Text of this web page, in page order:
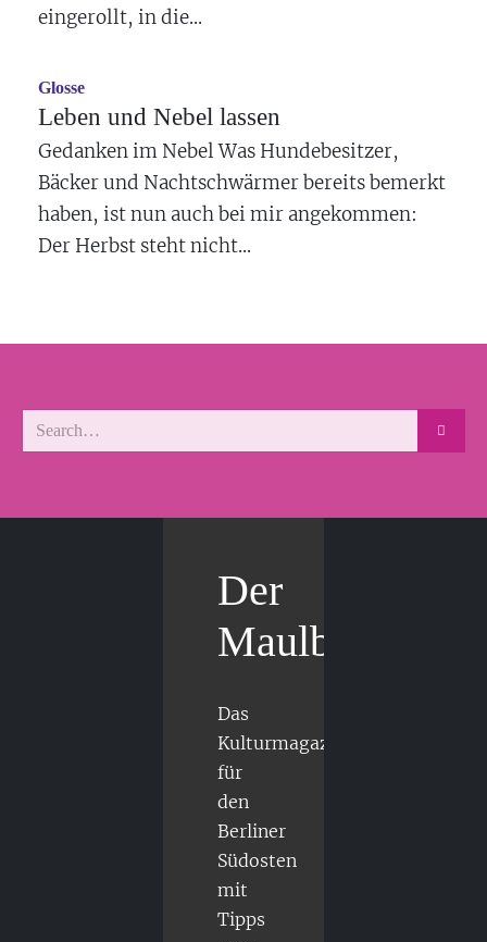
eingerollt, in die...
Glosse
Leben und Nebel lassen
Gedanken im Nebel Was Hundebesitzer,
Bäcker und Nachtschwärmer bereits bemerkt
haben, ist nun auch bei mir angekommen:
Der Herbst steht nicht...
Der
Maulbär
Das
Kulturmagazin
für
den
Berliner
Südosten
mit
Tipps